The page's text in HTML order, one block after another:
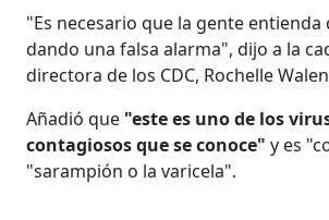
"Es necesario que la gente entienda
dando una falsa alarma", dijo a la
directora de los CDC, Rochelle
Añadió que "este es uno de los
contagiosos que se conoce" y es
"sarampión o la varicela".